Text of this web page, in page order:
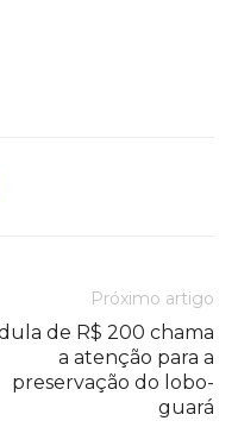
Próximo artigo
de R$ 200 chama
a atenção para a
preservação do lobo-
guará